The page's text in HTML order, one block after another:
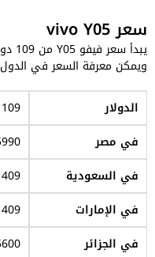
سعر vivo Y05
ويمكن معرفة السعر في الدول
الدولار
109 دولار امريكي
في مصر
5990
في السعودية
409 ريال
في الإمارات
409 درهم
في الجزائر
15600